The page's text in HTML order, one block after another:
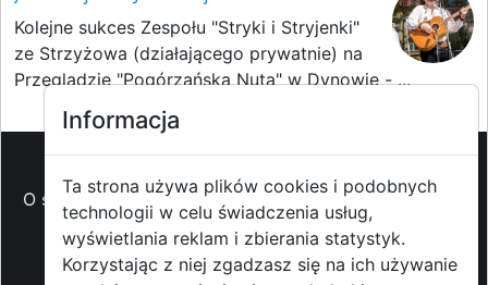
Kolejne sukces Zespołu "Stryki i Stryjenki"
ze Strzyżowa (działającego prywatnie) na
Przeglądzie "Pogórzańska Nuta" w Dynowie - ...
O strzyzowiak.pl-Reklama-Pomoc (FAQ)-Patronat
medialny - Prawa autorskie- Redakcja i
kontakt -Współpraca z mediami
Informacja
Ta strona używa plików cookies i podobnych
technologii w celu świadczenia usług,
wyświetlania reklam i zbierania statystyk.
Korzystając z niej zgadzasz się na ich używanie